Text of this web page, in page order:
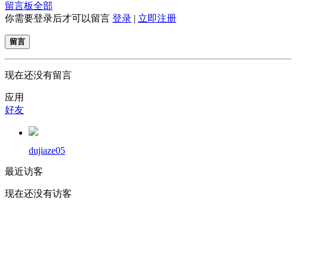
留言板全部
你需要登录后才可以留言 登录 | 立即注册
留言
现在还没有留言
应用
好友
dujiaze05
最近访客
现在还没有访客